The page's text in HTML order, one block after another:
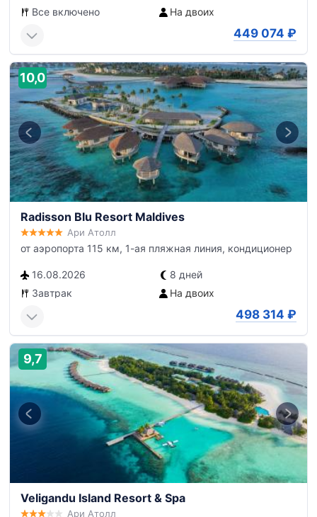
Все включено
На двоих
449 074 ₽
10,0
Radisson Blu Resort Maldives
Ари Атолл
от аэропорта 115 км, 1-ая пляжная линия, кондиционер
16.08.2026
8 дней
Завтрак
На двоих
498 314 ₽
9,7
Veligandu Island Resort & Spa
Ари Атолл